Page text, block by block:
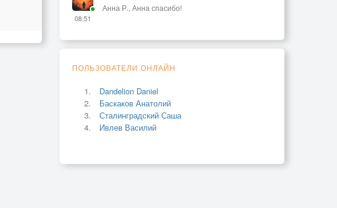
08:51
Анна Р., Анна спасибо!
ПОЛЬЗОВАТЕЛИ ОНЛАЙН
Dandelion Daniel
Баскаков Анатолий
Сталинградский Саша
Ивлев Василий